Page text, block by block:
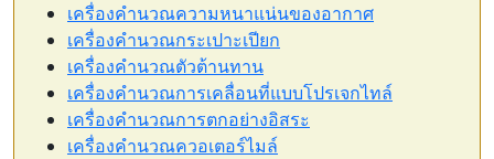
เครื่องคำนวณความหนาแน่นของอากาศ
เครื่องคำนวณกระเปาะเปียก
เครื่องคำนวณตัวต้านทาน
เครื่องคำนวณการเคลื่อนที่แบบโปรเจกไทล์
เครื่องคำนวณการตกอย่างอิสระ
เครื่องคำนวณควอเตอร์ไมล์